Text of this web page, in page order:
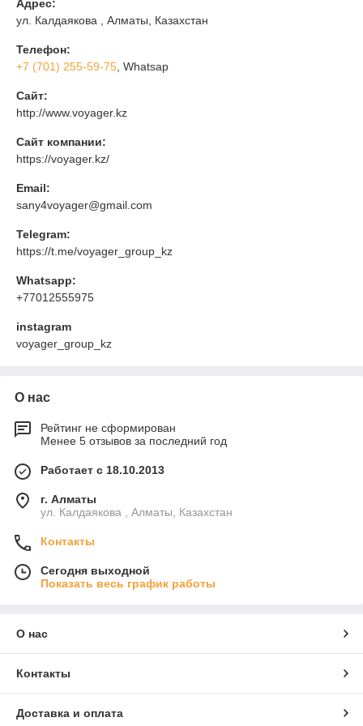
Адрес:
ул. Калдаякова , Алматы, Казахстан
Телефон:
+7 (701) 255-59-75 , Whatsap
Сайт:
http://www.voyager.kz
Сайт компании:
https://voyager.kz/
Email:
sany4voyager@gmail.com
Telegram:
https://t.me/voyager_group_kz
Whatsapp:
+77012555975
instagram
voyager_group_kz
О нас
Рейтинг не сформирован
Менее 5 отзывов за последний год
Работает с 18.10.2013
г. Алматы
ул. Калдаякова , Алматы, Казахстан
Контакты
Сегодня выходной
Показать весь график работы
О нас
Контакты
Доставка и оплата